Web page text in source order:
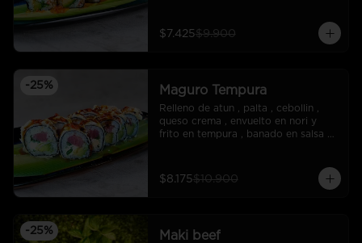
$7.425$9.900
-25% Maguro Tempura
Relleno de atun , palta , cebollin ,
queso crema , envuelto en nori y
frito en tempura , banado en salsa
$8.175$10.900
-25% Maki beef